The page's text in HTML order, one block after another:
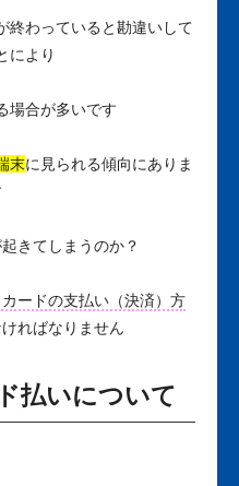
終わっていると勘違いして
により
場合が多いです
末に見られる傾向にありま
きてしまうのか？
カードの支払い（決済）方
ればなりません
払いについて